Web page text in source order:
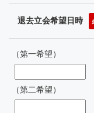
退去立会希望日時
（第一希望）
（第二希望）